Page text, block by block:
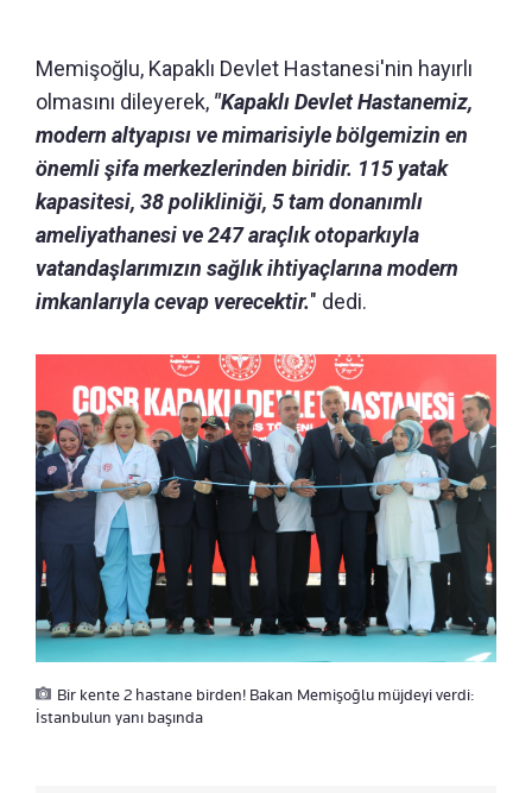
Memişoğlu, Kapaklı Devlet Hastanesi'nin hayırlı
olmasını dileyerek, "Kapaklı Devlet Hastanemiz,
modern altyapısı ve mimarisiyle bölgemizin en
önemli şifa merkezlerinden biridir. 115 yatak
kapasitesi, 38 polikliniği, 5 tam donanımlı
ameliyathanesi ve 247 araçlık otoparkıyla
vatandaşlarımızın sağlık ihtiyaçlarına modern
imkanlarıyla cevap verecektir." dedi.
Bir kente 2 hastane birden! Bakan Memişoğlu müjdeyi verdi:
İstanbulun yanı başında